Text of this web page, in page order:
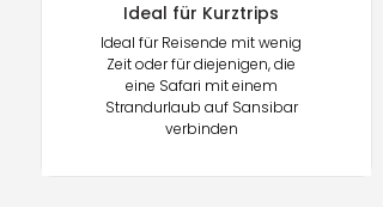
Ideal für Kurztrips
Ideal für Reisende mit wenig
Zeit oder für diejenigen, die
eine Safari mit einem
Strandurlaub auf Sansibar
verbinden